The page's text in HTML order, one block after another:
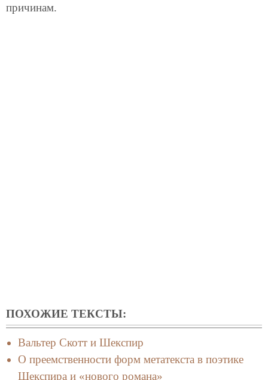
причинам.
ПОХОЖИЕ ТЕКСТЫ:
Вальтер Скотт и Шекспир
О преемственности форм метатекста в поэтике
Шекспира и «нового романа»